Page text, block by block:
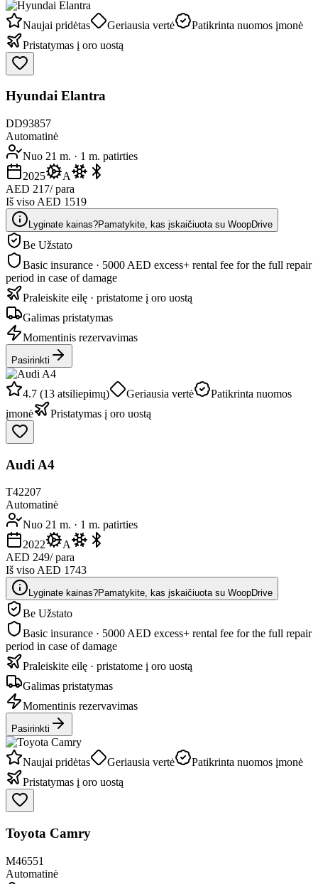
Naujai pridėtas Geriausia vertė
Patikrinta nuomos įmonė
Pristatymas į oro uostą
Hyundai Elantra
DD93857
Automatinė
Nuo 21 m. · 1 m. patirties
2025
A
AED 217/ para
Iš viso AED 1519
Lyginate kainas?Pamatykite, kas įskaičiuota su WoopDrive
Be Užstato
Basic insurance · 5000 AED excess+ rental fee for the full repair
period in case of damage
Praleiskite eilę · pristatome į oro uostą
Galimas pristatymas
Momentinis rezervavimas
Pasirinkti
4.7 (13 atsiliepimų) Geriausia vertė
Patikrinta nuomos
įmonė
Pristatymas į oro uostą
Audi A4
T42207
Automatinė
Nuo 21 m. · 1 m. patirties
2022
A
AED 249/ para
Iš viso AED 1743
Lyginate kainas?Pamatykite, kas įskaičiuota su WoopDrive
Be Užstato
Basic insurance · 5000 AED excess+ rental fee for the full repair
period in case of damage
Praleiskite eilę · pristatome į oro uostą
Galimas pristatymas
Momentinis rezervavimas
Pasirinkti
Naujai pridėtas Geriausia vertė
Patikrinta nuomos įmonė
Pristatymas į oro uostą
Toyota Camry
M46551
Automatinė